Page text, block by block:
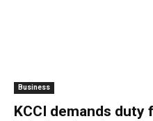
Business
KCCI demands